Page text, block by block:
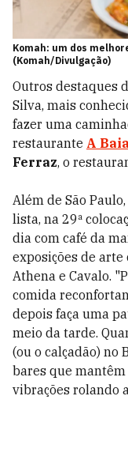
Komah: um dos
(Komah/Divulgação)
Outros destaques
Silva, mais
fazer uma
restaurante A
Ferraz, o
Além de São
lista, na 29ª
dia com café da
exposições de
Athena e Cavalo.
comida
depois faça uma
meio da tarde.
(ou o calçadão) no
bares que mantêm
vibrações rolando